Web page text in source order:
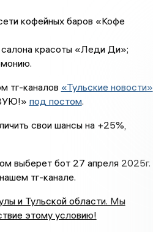
кофейных баров «Кофе
красоты «Леди Ди»;
тг-каналов «Тульские новости»
под постом.
свои шансы на +25%,
выберет бот 27 апреля 2025г.
тг-канале.
и Тульской области. Мы
этому условию!